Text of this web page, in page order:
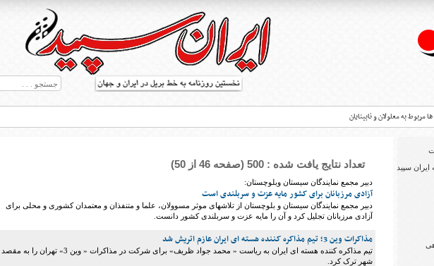
مربوط به معلولان و نابینایان
از حقوق معلولان
معلولان و نابینایان
سایت خبری نابینایان و تنها روزنامه به خط بریل در جهان
ایران سپید
تعداد نتایج یافت شده : 500 (صفحه 46 از 50)
دبیر مجمع نمایندگان سیستان وبلوچستان:
آزادی مرزبانان برای کشور مایه عزت و سربلندی است
دبیر مجمع نمایندگان سیستان و بلوچستان از تلاشهای موثر مسوولان، علما و متنفذان و معتمدان کشوری و محلی برای
آزادی مرزبانان تجلیل کرد و آن را مایه عزت و سربلندی کشور دانست.
مذاکرات وین 3؛ تیم مذاکره کننده هسته ای ایران عازم اتریش شد
تیم مذاکره کننده هسته ای ایران به ریاست « محمد جواد ظریف» برای شرکت در مذاکرات « وین 3»
شهر ترک کرد.